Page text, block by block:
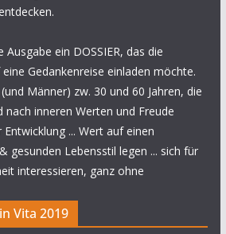
ein DOSSIER, das die
Gedankenreise einladen möchte.
Männer) zw. 30 und 60 Jahren, die
nach inneren Werten und Freude
... Wert auf einen
gesunden Lebensstil legen ... sich für
interessieren, ganz ohne
Vita 2019